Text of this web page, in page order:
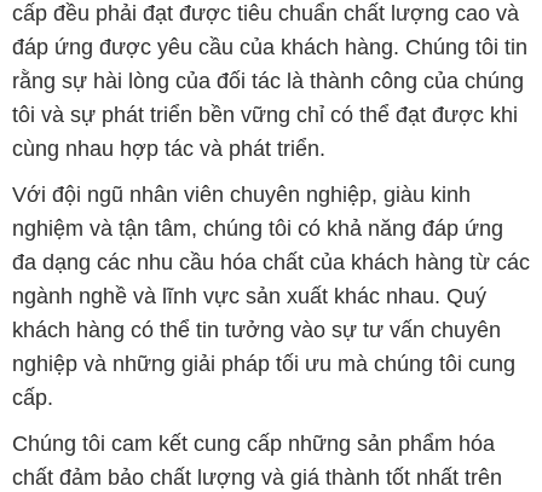
cấp đều phải đạt được tiêu chuẩn chất lượng cao và
đáp ứng được yêu cầu của khách hàng. Chúng tôi tin
rằng sự hài lòng của đối tác là thành công của chúng
tôi và sự phát triển bền vững chỉ có thể đạt được khi
cùng nhau hợp tác và phát triển.
Với đội ngũ nhân viên chuyên nghiệp, giàu kinh
nghiệm và tận tâm, chúng tôi có khả năng đáp ứng
đa dạng các nhu cầu hóa chất của khách hàng từ các
ngành nghề và lĩnh vực sản xuất khác nhau. Quý
khách hàng có thể tin tưởng vào sự tư vấn chuyên
nghiệp và những giải pháp tối ưu mà chúng tôi cung
cấp.
Chúng tôi cam kết cung cấp những sản phẩm hóa
chất đảm bảo chất lượng và giá thành tốt nhất trên